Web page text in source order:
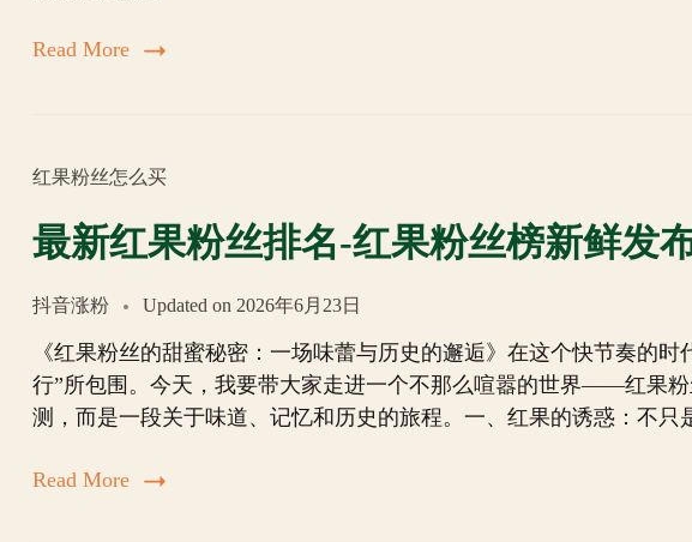
Read More
红果粉丝怎么买
最新红果粉丝排名-红果粉丝榜新鲜发
抖音涨粉 Updated on 2026年6月23日
《红果粉丝的甜蜜秘密：一场味蕾与历史的邂逅》在这个快节奏的
行”所包围。今天，我要带大家走进一个不那么喧嚣的世界——红果
测，而是一段关于味道、记忆和历史的旅程。一、红果的诱惑：不只
Read More